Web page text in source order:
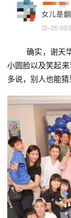
确实，谢天
小圆脸以及笑起
多说，别人也能猜